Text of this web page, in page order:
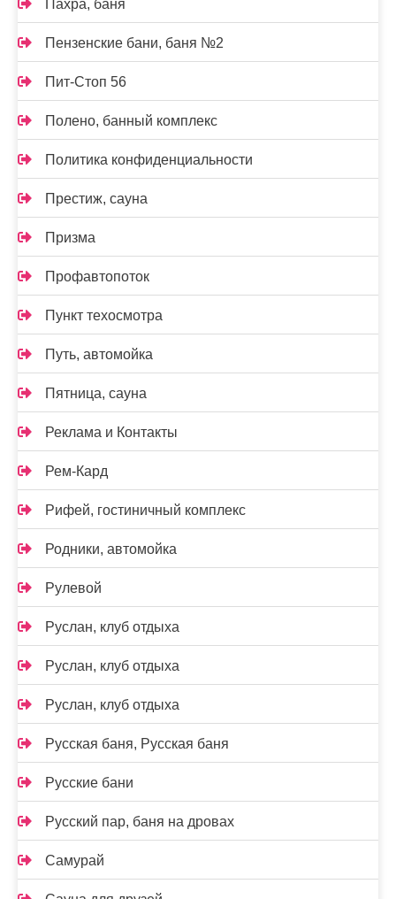
Пахра, баня
Пензенские бани, баня №2
Пит-Стоп 56
Полено, банный комплекс
Политика конфиденциальности
Престиж, сауна
Призма
Профавтопоток
Пункт техосмотра
Путь, автомойка
Пятница, сауна
Реклама и Контакты
Рем-Кард
Рифей, гостиничный комплекс
Родники, автомойка
Рулевой
Руслан, клуб отдыха
Руслан, клуб отдыха
Руслан, клуб отдыха
Русская баня, Русская баня
Русские бани
Русский пар, баня на дровах
Самурай